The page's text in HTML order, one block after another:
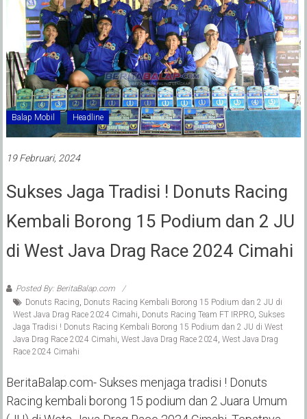
Balap Mobil Headline
19 Februari, 2024
Sukses Jaga Tradisi ! Donuts Racing
Kembali Borong 15 Podium dan 2 JU
di West Java Drag Race 2024 Cimahi
Posted By: BeritaBalap.com
Donuts Racing, Donuts Racing Kembali Borong 15 Podium dan 2 JU di
West Java Drag Race 2024 Cimahi, Donuts Racing Team FT IRPRO, Sukses
Jaga Tradisi ! Donuts Racing Kembali Borong 15 Podium dan 2 JU di West
Java Drag Race 2024 Cimahi, West Java Drag Race 2024, West Java Drag
Race 2024 Cimahi
BeritaBalap.com- Sukses menjaga tradisi ! Donuts
Racing kembali borong 15 podium dan 2 Juara Umum